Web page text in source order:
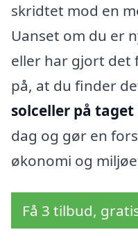
skridtet mod en
Uanset om du er
eller har gjort det
på, at du finder
solceller på
dag og gør en
økonomi og
Få 3 tilbud,